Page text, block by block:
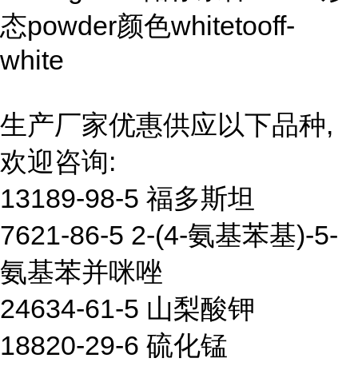
态powder颜色whitetooff-
white
生产厂家优惠供应以下品种,
欢迎咨询:
13189-98-5 福多斯坦
7621-86-5 2-(4-氨基苯基)-5-
氨基苯并咪唑
24634-61-5 山梨酸钾
18820-29-6 硫化锰